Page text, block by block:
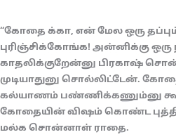
“கோதை க்கா, என் மேல ஒரு
புரிஞ்சிக்கோங்க! அன்னிக்கு
காதலிக்குறேன்னு பிரகாஷ்
முடியாதுனு சொல்லிட்டேன்.
கல்யாணம் பண்ணிக்கணும்னு
கோதையின் விஷம் கொண்ட
மல்க சொன்னாள் ராதை.